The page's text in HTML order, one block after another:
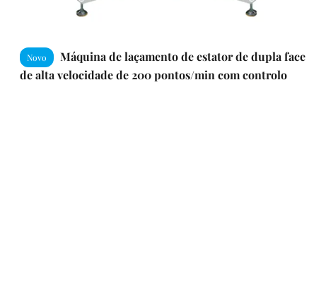
Novo
Máquina de laçamento de estator de dupla face
de alta velocidade de 200 pontos/min com controlo